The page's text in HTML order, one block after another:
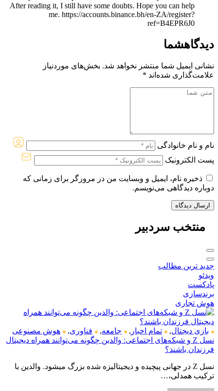
After reading it, I still have some doubts. Hope you can help
me. https://accounts.binance.bh/en-ZA/register?
ref=B4EPR6J0
دیدگاهشما
نشانی ایمیل شما منتشر نخواهد شد. بخش‌های موردنیاز
علامت‌گذاری شده‌اند *
نام و نام خانوادگی
پست الکترونیک
ذخیره نام، ایمیل و وبسایت من در مرورگر برای زمانی که
دوباره دیدگاهی می‌نویسم.
منتخب سردبیر
جدید ترین مطالب
ویدئو
پادکست
برندسازی
هوش تجاری
بازی دیجتال, تمام اخبار , جامعه, فناوری,
هوش مصنوعی
نسل Z و شبکه‌های اجتماعی: والدین چگونه می‌توانند همراه دیجیتال
فرزندان باشند؟
نسل Z در جهانی پیچیده و دیجیتالیزه شده بزرگ میشود. والدین با
ترکیب همدلی،…